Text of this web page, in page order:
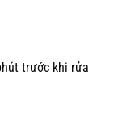
trước khi rửa